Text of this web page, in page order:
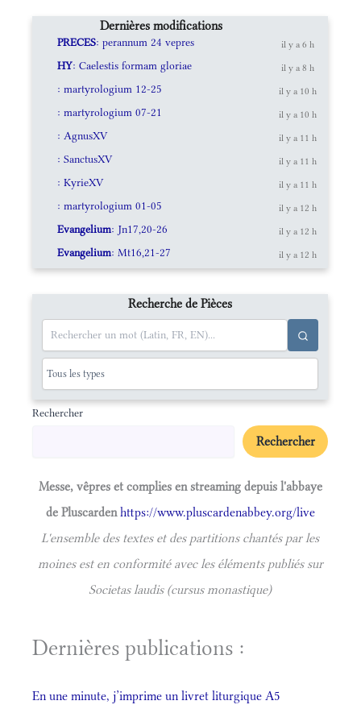
Dernières modifications
PRECES: perannum 24 vepres il y a 6 h
HY: Caelestis formam gloriae il y a 8 h
: martyrologium 12-25 il y a 10 h
: martyrologium 07-21 il y a 10 h
: AgnusXV il y a 11 h
: SanctusXV il y a 11 h
: KyrieXV il y a 11 h
: martyrologium 01-05 il y a 12 h
Evangelium: Jn17,20-26 il y a 12 h
Evangelium: Mt16,21-27 il y a 12 h
Recherche de Pièces
Rechercher
Rechercher
Messe, vêpres et complies en streaming depuis l'abbaye
de Pluscardenhttps://www.pluscardenabbey.org/live
L'ensemble des textes et des partitions chantés par les
moines est en conformité avec les éléments publiés sur
Societas laudis (cursus monastique)
Dernières publications :
En une minute, j’imprime un livret liturgique A5